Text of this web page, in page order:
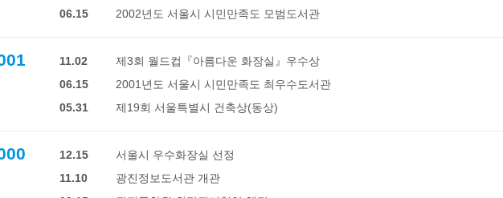
06.15 2002년도 서울시 시민만족도 모범도서관
11.02
제3회 월드컵『아름다운 화장실』우수상
06.15
2001년도 서울시 시민만족도 최우수도서관
05.31
제19회 서울특별시 건축상(동상)
12.15
서울시 우수화장실 선정
11.10
광진정보도서관 개관